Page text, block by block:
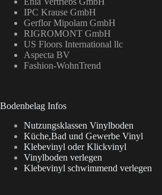
IPC Krause GmbH
Gerflor Mipolam GmbH
RIGROMONT GmbH
US Floors International llc
Aspecta BV
Fashion-WohnTrend
Bodenbelag Infos
Nutzungsklassen Vinylboden
Küche,Bad und Gewerbe Vinyl
Klebevinyl oder Klickvinyl
Vinylboden verlegen
Klebevinyl schwimmend verlegen